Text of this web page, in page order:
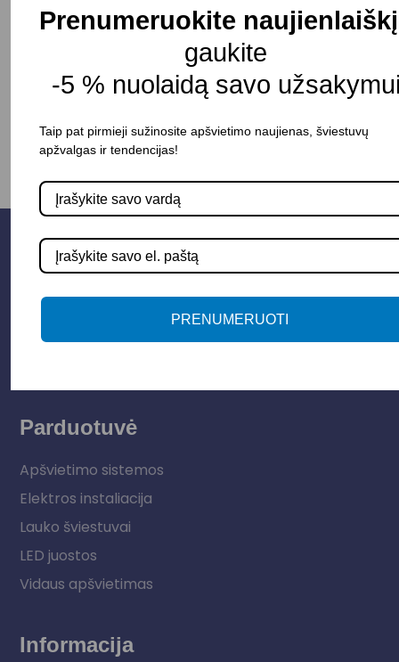
Pristatymo terminas: 30 d. d.
+ Į KREPŠELĮ
Parduotuvė
Apšvietimo sistemos
Elektros instaliacija
Lauko šviestuvai
LED juostos
Vidaus apšvietimas
Informacija
Prenumeruokite naujienlaiškį
gaukite
-5 % nuolaidą savo
Taip pat pirmieji sužinosite apšvietimo naujienas, šviestuvų
apžvalgas ir tendencijas!
PRENUMERUOTI